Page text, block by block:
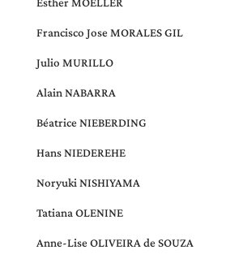
Francisco Jose MORALES GIL
Julio MURILLO
Alain NABARRA
Béatrice NIEBERDING
Hans NIEDEREHE
Noryuki NISHIYAMA
Tatiana OLENINE
Anne-Lise OLIVEIRA de SOUZA